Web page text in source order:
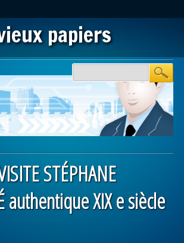
papiers
STÉPHANE
authentique XIX e siècle